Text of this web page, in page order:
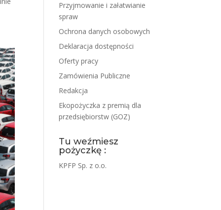
Przyjmowanie i załatwianie
spraw
Ochrona danych osobowych
Deklaracja dostępności
Oferty pracy
Zamówienia Publiczne
Redakcja
Ekopożyczka z premią dla
przedsiębiorstw (GOZ)
Tu weźmiesz
pożyczkę :
KPFP Sp. z o.o.